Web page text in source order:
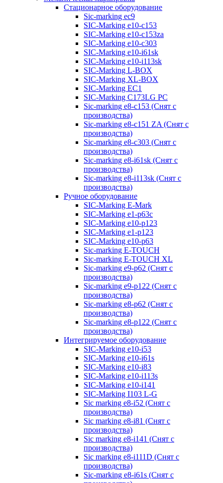
Стационарное оборудование
Sic-marking ec9
SIC-Marking e10-c153
SIC-Marking e10-c153za
SIC-Marking e10-c303
SIC-Marking e10-i61sk
SIC-Marking e10-i113sk
SIC-Marking L-BOX
SIC-Marking XL-BOX
SIC-Marking EC1
SIC-Marking C173LG PC
Sic-marking e8-c153 (Снят с
производства)
Sic-marking e8-c151 ZA (Снят с
производства)
Sic-marking e8-c303 (Снят с
производства)
Sic-marking e8-i61sk (Снят с
производства)
Sic-marking e8-i113sk (Снят с
производства)
Ручное оборудование
SIC-Marking E-Mark
SIC-Marking e1-p63с
SIC-Marking e10-p123
SIC-Marking e1-p123
SIC-Marking e10-p63
Sic-marking E-TOUCH
Sic-marking E-TOUCH XL
Sic-marking e9-p62 (Снят с
производства)
Sic-marking e9-p122 (Снят с
производства)
Sic-marking e8-p62 (Снят с
производства)
Sic-marking e8-p122 (Снят с
производства)
Интегрируемое оборудование
SIC-Marking e10-i53
SIC-Marking e10-i61s
SIC-Marking e10-i83
SIC-Marking e10-i113s
SIC-Marking e10-i141
SIC-Marking I103 L-G
Sic marking e8-i52 (Снят с
производства)
Sic marking e8-i81 (Снят с
производства)
Sic marking e8-i141 (Снят с
производства)
Sic marking e8-i111D (Снят с
производства)
Sic-marking e8-i61s (Снят с